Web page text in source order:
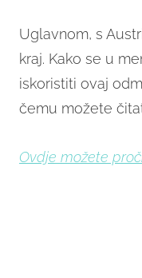
Uglavnom, s
kraj. Kako se u
iskoristiti ovaj
čemu možete
Ovdje možete